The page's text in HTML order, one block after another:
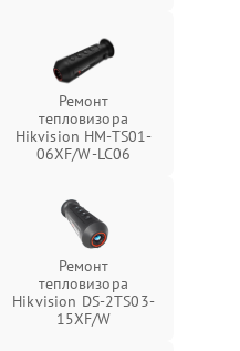
Ремонт
тепловизора
Hikvision HM-TS01-
06XF/W-LC06
Ремонт
тепловизора
Hikvision DS-2TS03-
15XF/W